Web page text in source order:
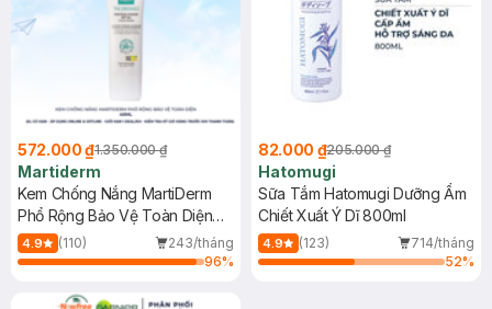
572.000 ₫1.350.000 ₫
Martiderm
Kem Chống Nắng MartiDerm
Phổ Rộng Bảo Vệ Toàn Diện
40ml
4.9 (110)
243/tháng
96%
82.000 ₫205.000 ₫
Hatomugi
Sữa Tắm Hatomugi Dưỡng Ẩm
Chiết Xuất Ý Dĩ 800ml
4.9 (123)
714/tháng
52%